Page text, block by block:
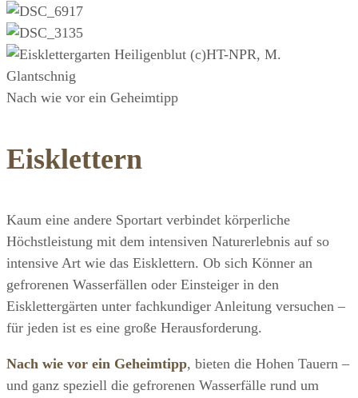
Nach wie vor ein Geheimtipp
Eisklettern
Kaum eine andere Sportart verbindet körperliche
Höchstleistung mit dem intensiven Naturerlebnis auf so
intensive Art wie das Eisklettern. Ob sich Könner an
gefrorenen Wasserfällen oder Einsteiger in den
Eisklettergärten unter fachkundiger Anleitung versuchen –
für jeden ist es eine große Herausforderung.
Nach wie vor ein Geheimtipp, bieten die Hohen Tauern –
und ganz speziell die gefrorenen Wasserfälle rund um